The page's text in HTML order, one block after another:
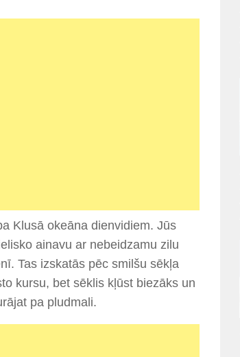
Klusā okeāna dienvidiem. Jūs
ainavu ar nebeidzamu zilu
Tas izskatās pēc smilšu sēkļa
kursu, bet sēklis kļūst biezāks un
pa pludmali.